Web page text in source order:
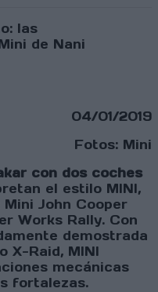
04/01/2019
Fotos: Mini
con dos coches
el estilo MINI,
John Cooper
Works Rally. Con
demostrada
X-Raid, MINI
mecánicas
fortalezas.